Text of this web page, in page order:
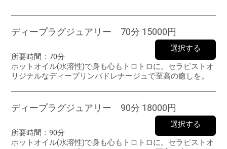
ディープラグジュアリー 70分 15000円
選択する
所要時間： 70分
ホットオイル(水溶性)で身も心もトロトロに。セラピストオ
リジナルなディープリンパドレナージュで至高の癒しを。
ディープラグジュアリー 90分 18000円
選択する
所要時間：90分
ホットオイル(水溶性)で身も心もトロトロに。セラピストオ